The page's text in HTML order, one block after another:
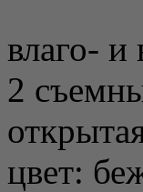
влаго-
2
цвет: